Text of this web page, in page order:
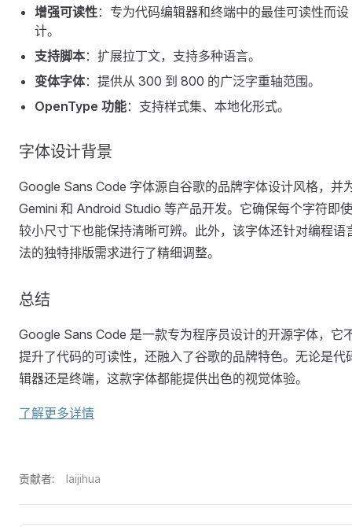
增强可读性：专为代码编辑器和终端中的最佳可读性而设
计。
支持脚本：扩展拉丁文，支持多种语言。
变体字体：提供从 300 到 800 的广泛字重轴范围。
OpenType 功能：支持样式集、本地化形式。
字体设计背景
Google Sans Code 字体源自谷歌的品牌字体设计风格，并
Gemini 和 Android Studio 等产品开发。它确保每个字符即
较小尺寸下也能保持清晰可辨。此外，该字体还针对编程语
法的独特排版需求进行了精细调整。
总结
Google Sans Code 是一款专为程序员设计的开源字体，它
提升了代码的可读性，还融入了谷歌的品牌特色。无论是代
辑器还是终端，这款字体都能提供出色的视觉体验。
了解更多详情
贡献者: laijihua